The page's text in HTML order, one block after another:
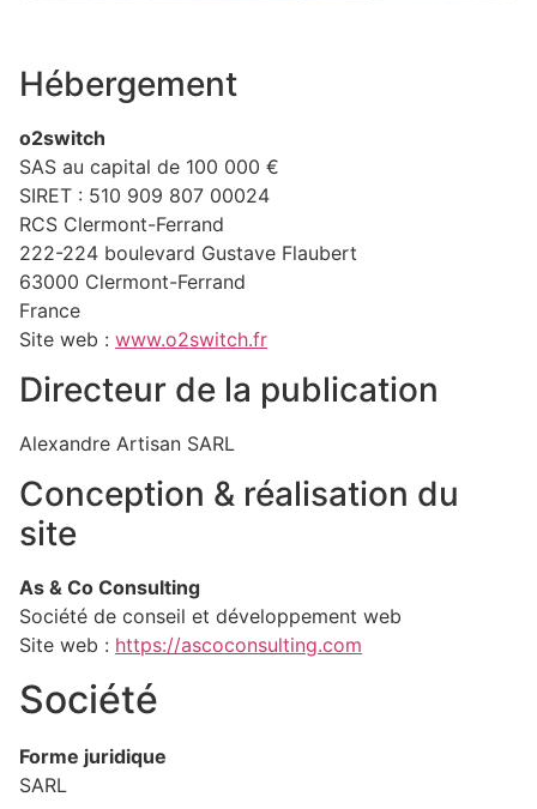
Hébergement
o2switch
SAS au capital de 100 000 €
SIRET : 510 909 807 00024
RCS Clermont-Ferrand
222-224 boulevard Gustave Flaubert
63000 Clermont-Ferrand
France
Site web : www.o2switch.fr
Directeur de la publication
Alexandre Artisan SARL
Conception & réalisation du
site
As & Co Consulting
Société de conseil et développement web
Site web : https://ascoconsulting.com
Société
Forme juridique
SARL